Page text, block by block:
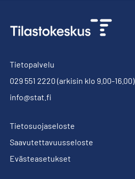
Tietopalvelu
029 551 2220 (arkisin klo 9.00-16.00)
info@stat.fi
Tietosuojaseloste
Saavutettavuusseloste
Evästeasetukset